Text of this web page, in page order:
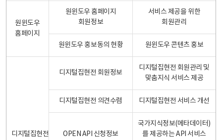
원윈도우
홈페이지
원윈도우 홈페이지
회원정보
서비스 제공을 위한
회원관리
원윈도우 홍보동의 현황 원윈도우 콘텐츠 홍보
디지털집현전
디지털집현전 회원정보
디지털집현전 회원관리 및
맞춤지식 서비스 제공
디지털집현전 의견수렴 디지털집현전 서비스 개선
OPEN API 신청정보
국가지식정보(메타데이터)
를 제공하는 API 서비스